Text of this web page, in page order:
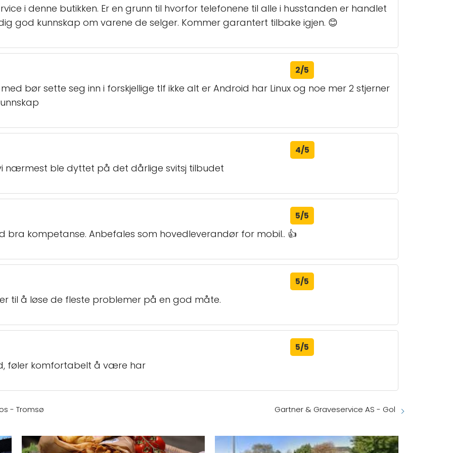
i denne butikken. Er en grunn til hvorfor telefonene til alle i husstanden er handlet
god kunnskap om varene de selger. Kommer garantert tilbake igjen. 😊
2/5
bør sette seg inn i forskjellige tlf ikke alt er Android har Linux og noe mer 2 stjerner
4/5
nærmest ble dyttet på det dårlige svitsj tilbudet
5/5
bra kompetanse. Anbefales som hovedleverandør for mobil.. 👍
5/5
til å løse de fleste problemer på en god måte.
5/5
føler komfortabelt å være har
- Tromsø Gartner & Graveservice AS - Gol